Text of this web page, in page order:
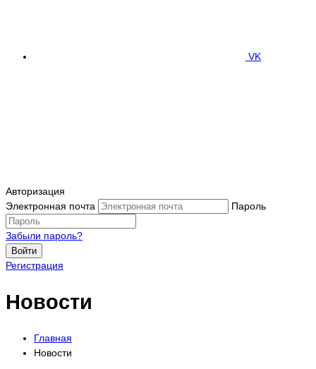
VK
Авторизация
Электронная почта
Пароль
Забыли пароль?
Войти
Регистрация
Новости
Главная
Новости